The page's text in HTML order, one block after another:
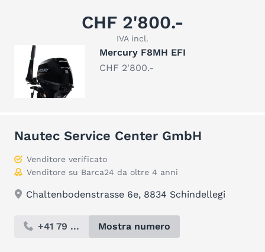
CHF 2'800.-
IVA incl.
Mercury F8MH EFI
CHF 2'800.-
Nautec Service Center GmbH
Venditore verificato
Venditore su Barca24 da oltre 4 anni
Chaltenbodenstrasse 6e, 8834 Schindellegi
+41 79 ... Mostra numero